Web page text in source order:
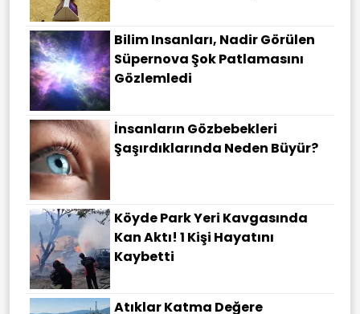
Bilim Insanları, Nadir Görülen
Süpernova Şok Patlamasını
Gözlemledi
İnsanların Gözbebekleri
Şaşırdıklarında Neden Büyür?
Köyde Park Yeri Kavgasında
Kan Aktı! 1 Kişi Hayatını
Kaybetti
Atıklar Katma Değere